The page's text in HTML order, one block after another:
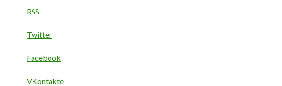
RSS
Twitter
Facebook
VKontakte